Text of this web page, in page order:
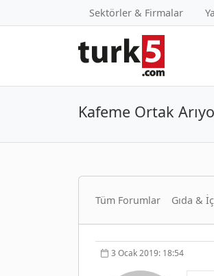
Sektörler & Firmalar
Kafeme Ortak
Tüm Forumlar Gıda &
3 Ocak 2019: 18:54